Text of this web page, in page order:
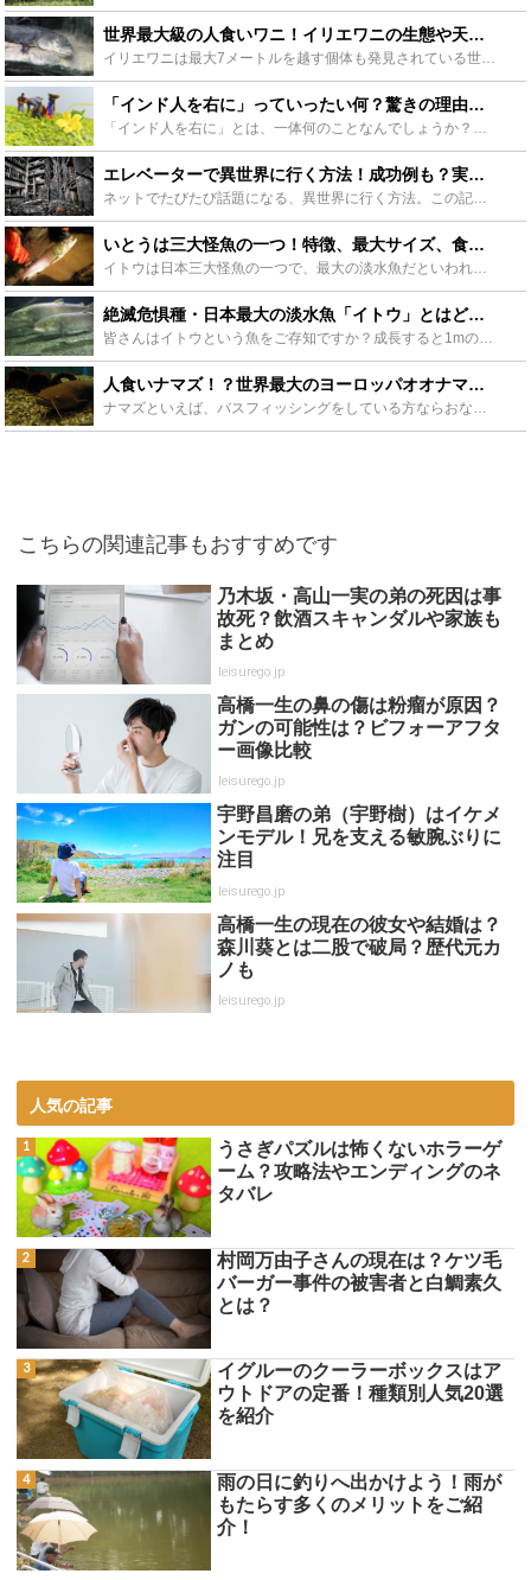
世界最大級の人食いワニ！イリエワニの生態や天敵に迫る！日本軍とも関係があった？ - Leisurego(レジャーゴー)
イリエワニは最大7メートルを越す個体も発見されている世界最大級のワニです。その性格はどう猛で恐ろしく、数多くの人が犠牲になったと言われています。意外にも日本との関わりが深いイリエワニの生態や天敵、日...
「インド人を右に」っていったい何？驚きの理由と意味、親しまれる理由とは？ - Leisurego(レジャーゴー)
「インド人を右に」とは、一体何のことなんでしょうか？何故インド人？右にとはどうすることなのか、1997年から伝説となって語り継がれるこの謎の言葉が誕生した背景や意味について詳しくご紹介します。 「右...
エレベーターで異世界に行く方法！成功例も？実際の体験談とその考察 - Leisurego(レジャーゴー)
ネットでたびたび話題になる、異世界に行く方法。この記事ではエレベーターで異世界にいく方法を解説します。多くの人が実践して成功したという意見もあります。はたして本当にエレベーターで異世界にいくことがで...
いとうは三大怪魚の一つ！特徴、最大サイズ、食味、釣り方についてご紹介 - Leisurego(レジャーゴー)
イトウは日本三大怪魚の一つで、最大の淡水魚だといわれています。そんなイトウは北海道でクマを飲み込んだなど、伝説もある魚です。この記事ではそんないとうの特徴や生態、味や最大サイズなどについて紹介してい...
絶滅危惧種・日本最大の淡水魚「イトウ」とはどんな魚？魚が熊を食べた？ - Leisurego(レジャーゴー)
皆さんはイトウという魚をご存知ですか？成長すると1mの体長になる日本では最大級の淡水魚で「幻の魚」とも呼ばれています。なんと湖に飛び込んできた熊を食べたというイトウの伝説もあります。今回はそのイトウ...
人食いナマズ！？世界最大のヨーロッパオオナマズの生態を解説！日本にもいる？ - Leisurego(レジャーゴー)
ナマズといえば、バスフィッシングをしている方ならおなじみの魚ですが、今回紹介するのはその名もヨーロッパオオナマズ、世界最大のナマズです。そのヨーロッパオオナマズが日本に生息しているとまことしやかに囁...
こちらの関連記事もおすすめです
乃木坂・高山一実の弟の死因は事
故死？飲酒スキャンダルや家族も
まとめ
leisurego.jp
高橋一生の鼻の傷は粉瘤が原因？
ガンの可能性は？ビフォーアフタ
ー画像比較
leisurego.jp
宇野昌磨の弟（宇野樹）はイケメ
ンモデル！兄を支える敏腕ぶりに
注目
leisurego.jp
高橋一生の現在の彼女や結婚は？
森川葵とは二股で破局？歴代元カ
ノも
leisurego.jp
人気の記事
うさぎパズルは怖くないホラーゲ
ーム？攻略法やエンディングのネ
タバレ
村岡万由子さんの現在は？ケツ毛
バーガー事件の被害者と白鯛素久
とは？
イグルーのクーラーボックスはア
ウトドアの定番！種類別人気20選
を紹介
雨の日に釣りへ出かけよう！雨が
もたらす多くのメリットをご紹
介！